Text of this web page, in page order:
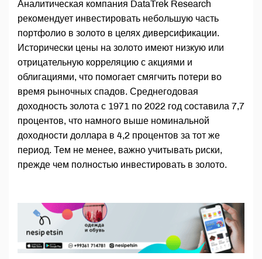
Аналитическая компания DataTrek Research
рекомендует инвестировать небольшую часть
портфолио в золото в целях диверсификации.
Исторически цены на золото имеют низкую или
отрицательную корреляцию с акциями и
облигациями, что помогает смягчить потери во
время рыночных спадов. Среднегодовая
доходность золота с 1971 по 2022 год составила 7,7
процентов, что намного выше номинальной
доходности доллара в 4,2 процентов за тот же
период. Тем не менее, важно учитывать риски,
прежде чем полностью инвестировать в золото.